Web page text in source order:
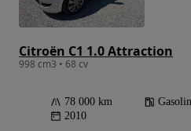
Citroën C1 1.0 Attraction
998 cm3 • 68 cv
78 000 km
2010